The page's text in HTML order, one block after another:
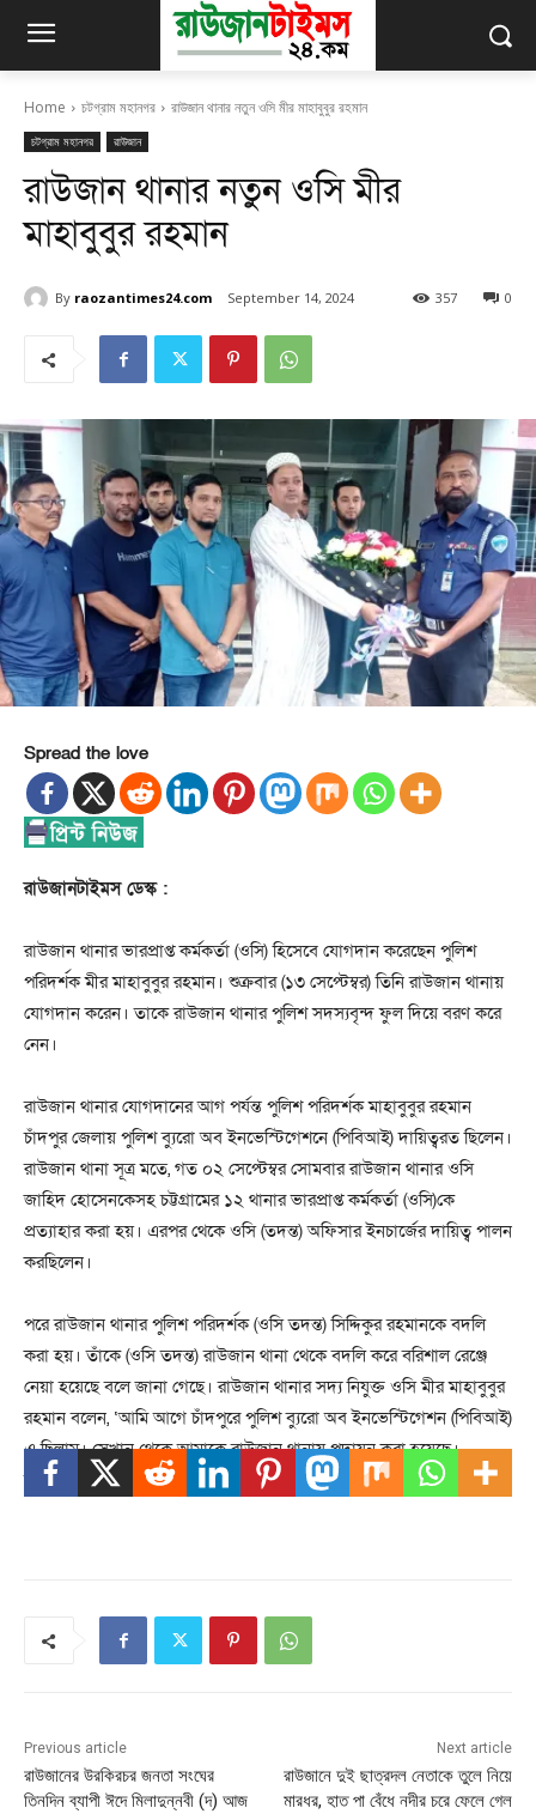
Home চটগ্রাম মহানগর রাউজান থানার নতুন ওসি মীর মাহাবুবুর রহমান
চটগ্রাম মহানগর রাউজান
রাউজান থানার নতুন ওসি মীর
মাহাবুবুর রহমান
By raozantimes24.com September 14, 2024 0
357
Spread the love
রাউজানটাইমস ডেস্ক :
রাউজান থানার ভারপ্রাপ্ত কর্মকর্তা (ওসি) হিসেবে যোগদান করেছেন পুলিশ
পরিদর্শক মীর মাহাবুবুর রহমান। শুক্রবার (১৩ সেপ্টেম্বর) তিনি রাউজান থানায়
যোগদান করেন। তাকে রাউজান থানার পুলিশ সদস্যবৃন্দ ফুল দিয়ে বরণ করে
নেন।
রাউজান থানার যোগদানের আগ পর্যন্ত পুলিশ পরিদর্শক মাহাবুবুর রহমান
চাঁদপুর জেলায় পুলিশ ব্যুরো অব ইনভেস্টিগেশনে (পিবিআই) দায়িত্বরত ছিলেন।
রাউজান থানা সূত্র মতে, গত ০২ সেপ্টেম্বর সোমবার রাউজান থানার ওসি
জাহিদ হোসেনকেসহ চট্টগ্রামের ১২ থানার ভারপ্রাপ্ত কর্মকর্তা (ওসি)কে
প্রত্যাহার করা হয়। এরপর থেকে ওসি (তদন্ত) অফিসার ইনচার্জের দায়িত্ব পালন
করছিলেন।
পরে রাউজান থানার পুলিশ পরিদর্শক (ওসি তদন্ত) সিদ্দিকুর রহমানকে বদলি
করা হয়। তাঁেক (ওসি তদন্ত) রাউজান থানা থেকে বদলি করে বরিশাল রেঞ্জে
নেয়া হয়েছে বলে জানা গেছে। রাউজান থানার সদ্য নিযুক্ত ওসি মীর মাহাবুবুর
রহমান বলেন, ‘আমি আগে চাঁদপুরে পুলিশ ব্যুরো অব ইনভেস্টিগেশন (পিবিআই)
এ ছিলাম। সেখান থেকে আমাকে রাউজান থানায় পদায়ন করা হয়েছে।
রাউজানের আইনশৃঙ্খলা রক্ষায় সবার সহযোগিতা কামনা করেন তিনি।
Previous article
রাউজানের উরকিরচর জনতা সংঘের
তিনদিন ব্যাপী ঈদে মিলাদুন্নবী (দ) আজ
Next article
রাউজানে দুই ছাত্রদল নেতাকে তুলে নিয়ে
মারধর, হাত পা বেঁধে নদীর চরে ফেলে গেল